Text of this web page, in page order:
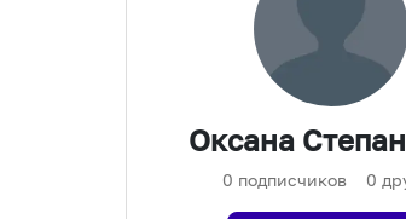
Оксана
0 подписчиков 0